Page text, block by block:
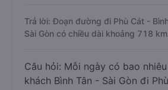
Trả lời: Đoạn đường đi Phù Cát -
Sài Gòn có chiều dài khoảng 718
Câu hỏi: Mỗi ngày có bao
khách Bình Tân - Sài Gòn đi